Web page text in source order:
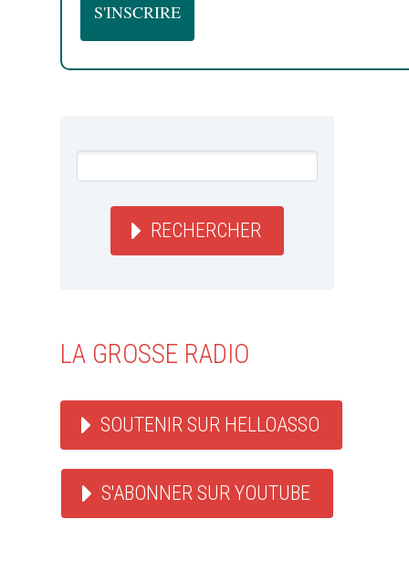
RECHERCHER
LA GROSSE RADIO
SOUTENIR SUR HELLOASSO
S'ABONNER SUR YOUTUBE